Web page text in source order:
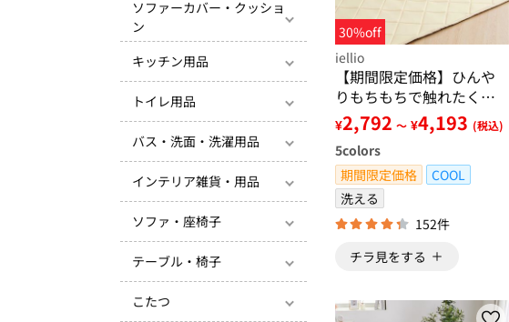
ソファーカバー・クッショ
ン
キッチン用品
トイレ用品
バス・洗面・洗濯用品
インテリア雑貨・用品
ソファ・座椅子
テーブル・椅子
こたつ
30%off
iellio
【期間限定価格】ひんや
りもちもちで触れたくな
る 洗えるラグ＜低反
発・滑りにくい・接触冷
感・防ダニ・カーペット
＞
¥2,792 ～ ¥4,193 (税込)
5colors
期間限定価格
COOL
洗える
152件
チラ見をする